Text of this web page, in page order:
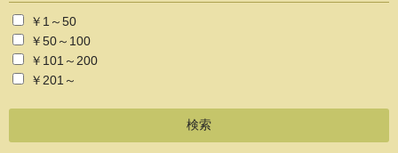
￥1～50
￥50～100
￥101～200
￥201～